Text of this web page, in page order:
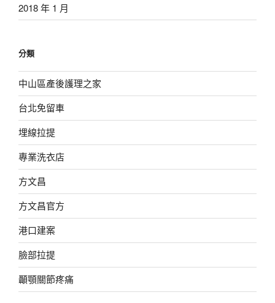
2018 年 1 月
分類
中山區產後護理之家
台北免留車
埋線拉提
專業洗衣店
方文昌
方文昌官方
港口建案
臉部拉提
顳顎關節疼痛